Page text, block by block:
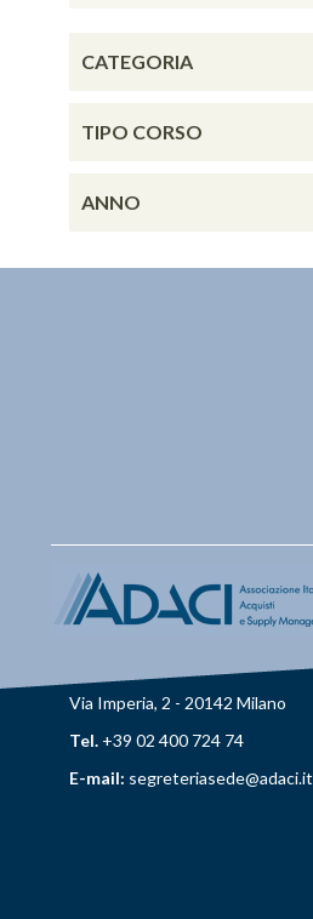
CATEGORIA
TIPO CORSO
ANNO
Via Imperia, 2 - 20142 Milano
Tel. +39 02 400 724 74
E-mail: segreteriasede@adaci.it